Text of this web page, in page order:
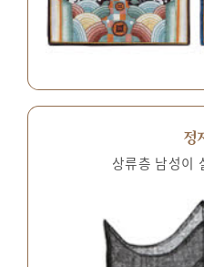
정
상류층 남성이